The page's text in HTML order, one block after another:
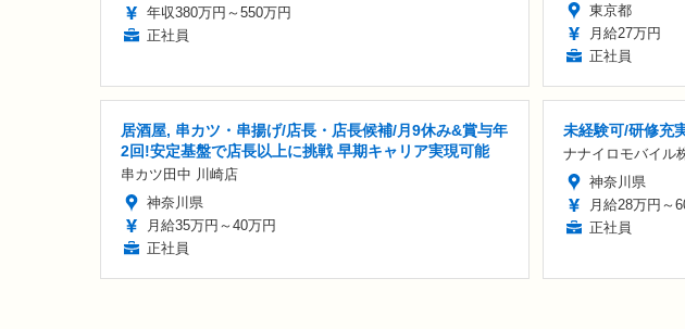
年収380万円～550万円
正社員
東京都
月給27万円
正社員
居酒屋, 串カツ・串揚げ/店長・店長候補/月9休み&賞与年
2回!安定基盤で店長以上に挑戦 早期キャリア実現可能
串カツ田中 川崎店
神奈川県
月給35万円～40万円
正社員
未経験可/研修充
ナナイロモバイル
神奈川県
月給28万円～
正社員